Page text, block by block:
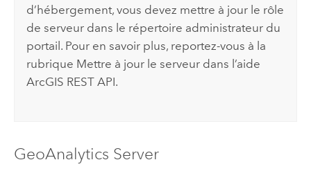
d’hébergement, vous devez mettre à jour le rôle
de serveur dans le répertoire administrateur du
portail. Pour en savoir plus, reportez-vous à la
rubrique Mettre à jour le serveur dans l’aide
ArcGIS REST API.
GeoAnalytics Server